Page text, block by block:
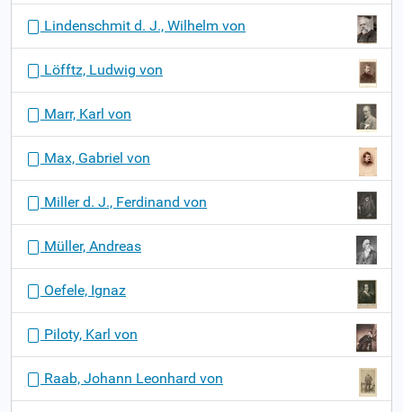
Lindenschmit d. J., Wilhelm von
Löfftz, Ludwig von
Marr, Karl von
Max, Gabriel von
Miller d. J., Ferdinand von
Müller, Andreas
Oefele, Ignaz
Piloty, Karl von
Raab, Johann Leonhard von